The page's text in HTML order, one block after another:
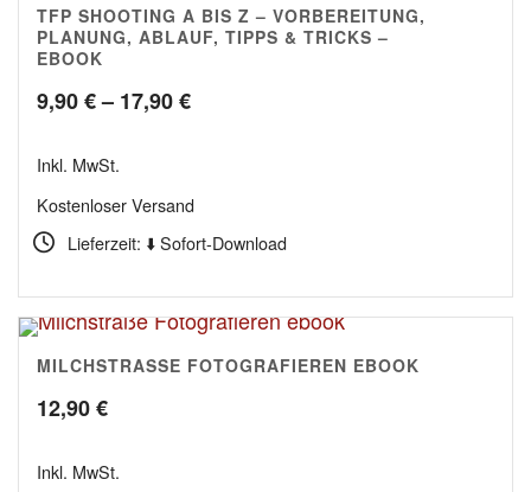
TFP SHOOTING A BIS Z – VORBEREITUNG,
PLANUNG, ABLAUF, TIPPS & TRICKS –
EBOOK
9,90€– 17,90€Preisspanne:
17,90 €
Inkl. MwSt.
Kostenloser Versand
Lieferzeit: ⬇️ Sofort-Download
5.00
MILCHSTRASSE FOTOGRAFIEREN EBOOK
12,90€
Inkl. MwSt.